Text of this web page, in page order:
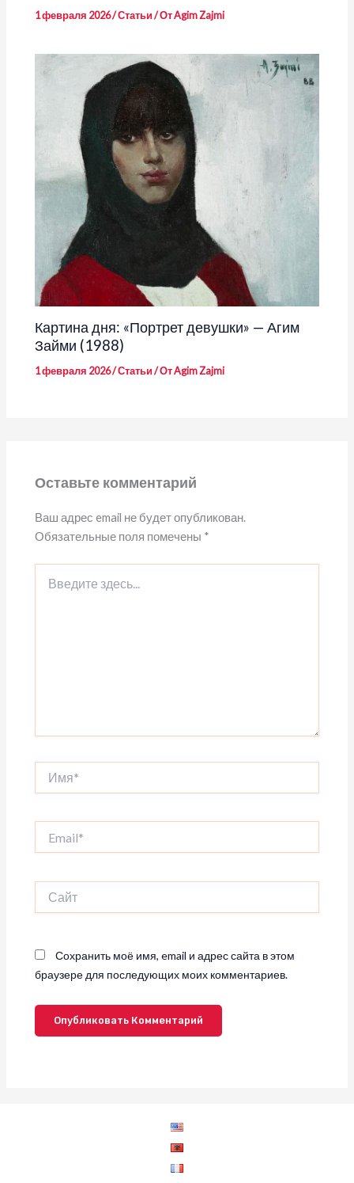
1 февраля 2026/Статьи/ ОтAgim Zajmi
Картина дня: «Портрет девушки» — Агим
Займи (1988)
1 февраля 2026/Статьи/ ОтAgim Zajmi
Оставьте комментарий
Ваш адрес email не будет опубликован.
Обязательные поля помечены *
здесь...
Сохранить моё имя, email и адрес сайта в этом
браузере для последующих моих комментариев.